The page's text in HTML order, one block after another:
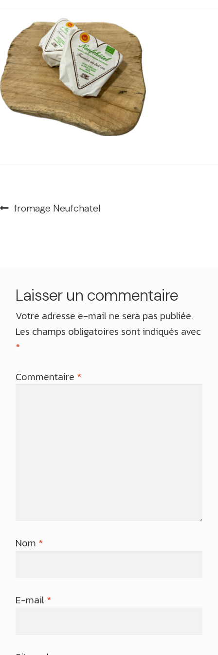
Navigation
Article
fromage Neufchatel
Laisser un commentaire
Votre adresse e-mail ne sera pas publiée.
Les champs obligatoires sont indiqués avec
*
Commentaire *
Nom *
E-mail *